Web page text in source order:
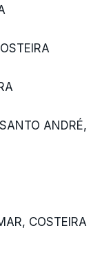
ANDRÉ,
COSTEIRA